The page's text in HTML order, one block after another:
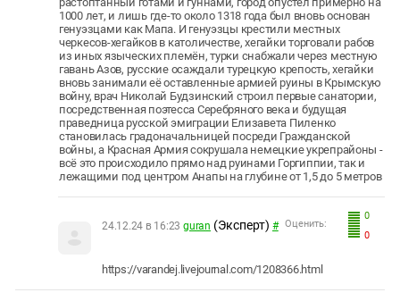
1000 лет, и лишь где-то около 1318 года был вновь основан
генуэзцами как Мапа. И генуэзцы крестили местных
черкесов-хегайков в католичестве, хегайки торговали рабов
из иных языческих племён, турки снабжали через местную
гавань Азов, русские осаждали турецкую крепость, хегайки
вновь занимали её оставленные армией руины в Крымскую
войну, врач Николай Будзинский строил первые санатории,
посредственная поэтесса Серебряного века и будущая
праведница русской эмиграции Елизавета Пиленко
становилась градоначальницей посреди Гражданской
войны, а Красная Армия сокрушала немецкие укрепрайоны -
всё это происходило прямо над руинами Горгиппии, так и
лежащими под центром Анапы на глубине от 1,5 до 5 метров
0
0
Оценить:
24.12.24 в 16:23 guran (Эксперт) #
https://varandej.livejournal.com/1208366.html